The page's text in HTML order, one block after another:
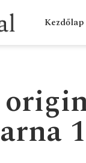
Kezdőlap